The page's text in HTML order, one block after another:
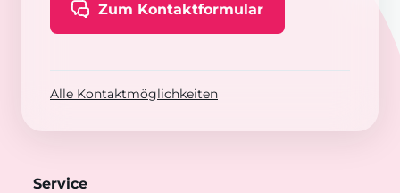
Zum Kontaktformular
Alle Kontaktmöglichkeiten
Service